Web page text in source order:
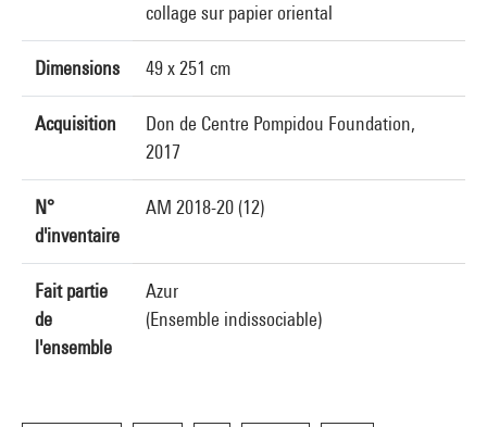
collage sur papier oriental
Dimensions 49 x 251 cm
Acquisition
Don de Centre Pompidou Foundation,
2017
N°
d'inventaire
AM 2018-20 (12)
Fait partie
de
l'ensemble
Azur
(Ensemble indissociable)